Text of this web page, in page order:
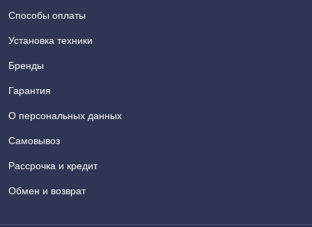
Способы оплаты
Установка техники
Бренды
Гарантия
О персональных данных
Самовывоз
Рассрочка и кредит
Обмен и возврат